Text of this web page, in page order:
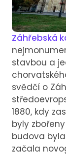
Záhřebská
stavbou a
svědčí o
1880, kdy
byly
budova byla
začala